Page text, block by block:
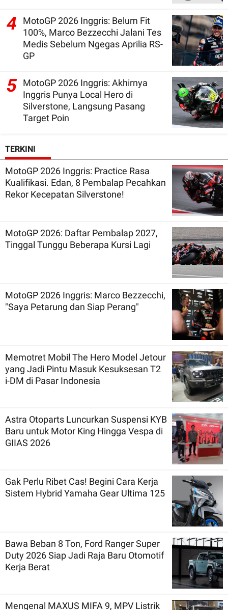
4
MotoGP 2026 Inggris: Belum Fit
100%, Marco Bezzecchi Jalani Tes
Medis Sebelum Ngegas Aprilia RS-
GP
5 MotoGP 2026 Inggris: Akhirnya
Inggris Punya Local Hero di
Silverstone, Langsung Pasang
Target Poin
TERKINI
MotoGP 2026 Inggris: Practice Rasa
Kualifikasi. Edan, 8 Pembalap Pecahkan
Rekor Kecepatan Silverstone!
MotoGP 2026: Daftar Pembalap 2027,
Tinggal Tunggu Beberapa Kursi Lagi
MotoGP 2026 Inggris: Marco Bezzecchi,
"Saya Petarung dan Siap Perang"
Memotret Mobil The Hero Model Jetour
yang Jadi Pintu Masuk Kesuksesan T2
i-DM di Pasar Indonesia
Astra Otoparts Luncurkan Suspensi KYB
Baru untuk Motor King Hingga Vespa di
GIIAS 2026
Gak Perlu Ribet Cas! Begini Cara Kerja
Sistem Hybrid Yamaha Gear Ultima 125
Bawa Beban 8 Ton, Ford Ranger Super
Duty 2026 Siap Jadi Raja Baru Otomotif
Kerja Berat
Mengenal MAXUS MIFA 9, MPV Listrik